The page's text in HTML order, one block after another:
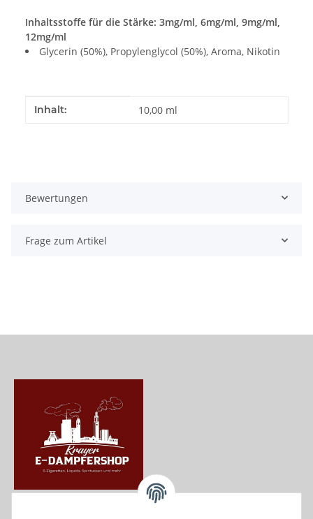
Inhaltsstoffe für die Stärke: 3mg/ml, 6mg/ml, 9mg/ml,
12mg/ml
Glycerin (50%), Propylenglycol (50%), Aroma, Nikotin
Produkteigenschaft
Wert
Inhalt: 10,00 ml
Bewertungen
Frage zum Artikel